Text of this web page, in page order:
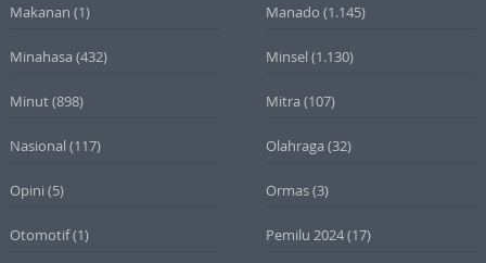
Makanan (1) Manado (1.145)
Minahasa (432) Minsel (1.130)
Minut(898) Mitra (107)
Nasional (117) Olahraga (32)
Opini (5) Ormas(3)
Otomotif(1) Pemilu 2024(17)